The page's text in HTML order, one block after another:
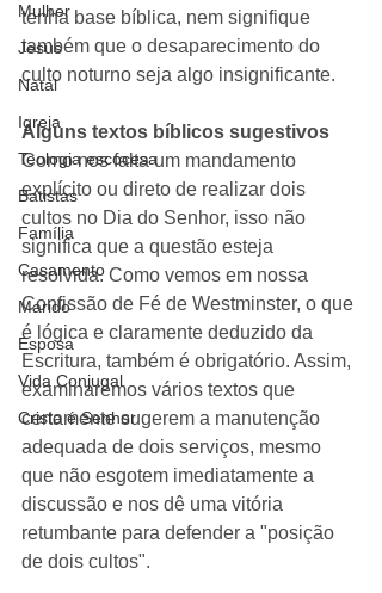
Mulher
Jesus
Natal
Igreja
Teologia escocesa
Batistas
Família
Casamento
Marido
Esposa
Vida Conjugal
Cristo é Senhor
tenha base bíblica, nem signifique
também que o desaparecimento do
culto noturno seja algo insignificante.
Alguns textos bíblicos sugestivos
Como nos falta um mandamento
explícito ou direto de realizar dois
cultos no Dia do Senhor, isso não
significa que a questão esteja
resolvida. Como vemos em nossa
Confissão de Fé de Westminster, o que
é lógica e claramente deduzido da
Escritura, também é obrigatório. Assim,
examinaremos vários textos que
certamente sugerem a manutenção
adequada de dois serviços, mesmo
que não esgotem imediatamente a
discussão e nos dê uma vitória
retumbante para defender a "posição
de dois cultos".